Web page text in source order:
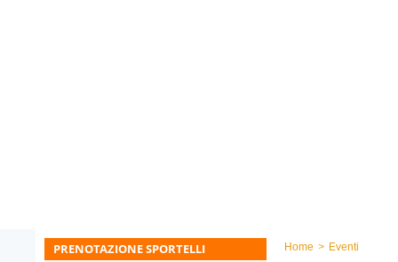
Home > Eventi
PRENOTAZIONE SPORTELLI